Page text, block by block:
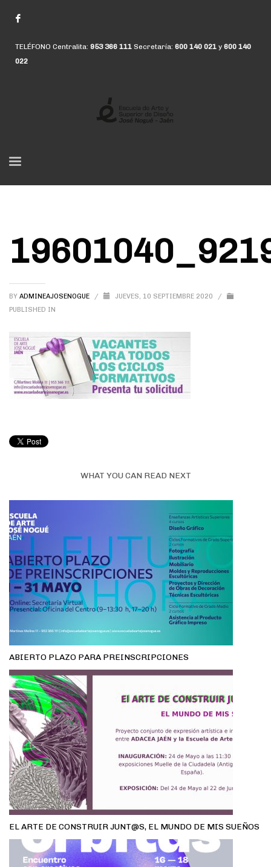
TELÉFONO Centralita: 953 366 111 Secretaría: 600 140 021 y 600 140
022
BY ADMINEAJOSENOGUE / JUEVES, 10 SEPTIEMBRE 2020
/
PUBLISHED IN
WHAT YOU CAN READ NEXT
ABIERTO PLAZO PARA PREINSCRIPCIONES
EL ARTE DE CONSTRUIR JUNT@S, EL MUNDO DE MIS SUEÑOS